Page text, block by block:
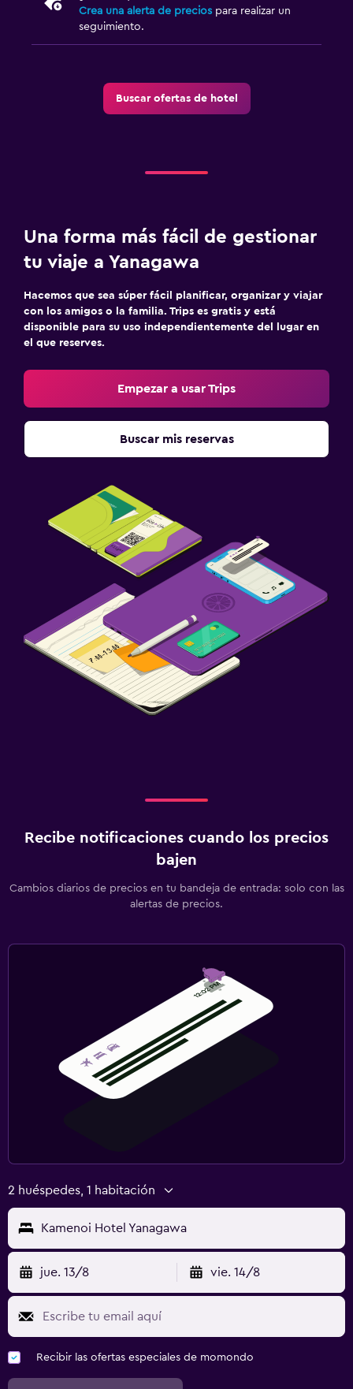
Zona de trabajo
Crea una alerta de precios para realizar un
seguimiento.
Buscar ofertas de hotel
Una forma más fácil de gestionar
tu viaje a Yanagawa
Hacemos que sea súper fácil planificar, organizar y viajar
con los amigos o la familia. Trips es gratis y está
disponible para su uso independientemente del lugar en
el que reserves.
Empezar a usar Trips
Buscar mis reservas
Recibe notificaciones cuando los precios
bajen
Cambios diarios de precios en tu bandeja de entrada: solo con las
alertas de precios.
2 huéspedes, 1 habitación
Kamenoi Hotel Yanagawa
jue. 13/8 vie. 14/8
Recibir las ofertas especiales de momondo